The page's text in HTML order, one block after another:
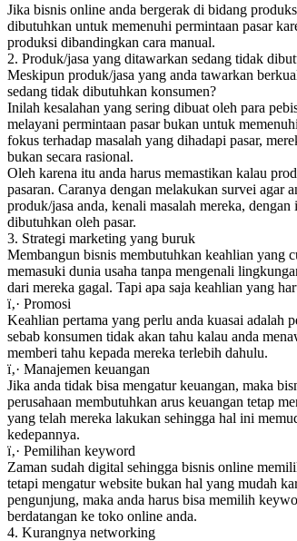
Jika bisnis online anda bergerak di bidang
dibutuhkan untuk memenuhi permintaan pasar
produksi dibandingkan cara manual.
2. Produk/jasa yang ditawarkan sedang tidak
Meskipun produk/jasa yang anda tawarkan
sedang tidak dibutuhkan konsumen?
Inilah kesalahan yang sering dibuat oleh para
melayani permintaan pasar bukan untuk
fokus terhadap masalah yang dihadapi pasar,
bukan secara rasional.
Oleh karena itu anda harus memastikan kalau
pasaran. Caranya dengan melakukan survei agar
produk/jasa anda, kenali masalah mereka,
dibutuhkan oleh pasar.
3. Strategi marketing yang buruk
Membangun bisnis membutuhkan keahlian yang
memasuki dunia usaha tanpa mengenali
dari mereka gagal. Tapi apa saja keahlian yang
ï‚· Promosi
Keahlian pertama yang perlu anda kuasai adalah
sebab konsumen tidak akan tahu kalau anda
memberi tahu kepada mereka terlebih dahulu.
ï‚· Manajemen keuangan
Jika anda tidak bisa mengatur keuangan, maka
perusahaan membutuhkan arus keuangan tetap
yang telah mereka lakukan sehingga hal ini
kedepannya.
ï‚· Pemilihan keyword
Zaman sudah digital sehingga bisnis online
tetapi mengatur website bukan hal yang mudah
pengunjung, maka anda harus bisa memilih
berdatangan ke toko online anda.
4. Kurangnya networking